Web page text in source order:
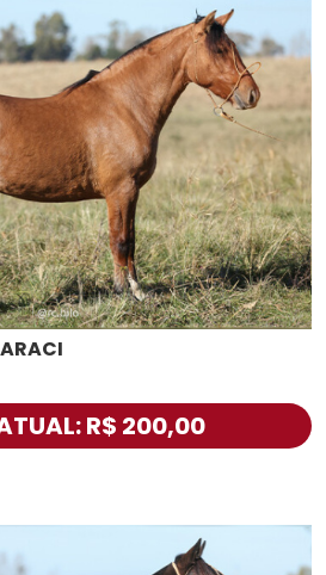
R$ 200,00